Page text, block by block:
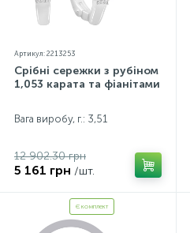
Артикул: 2213253
Срібні сережки з рубіном
1,053 карата та фіанітами
Вага виробу, г.: 3,51
12 902.30 грн
5 161 грн /шт.
Є комплект